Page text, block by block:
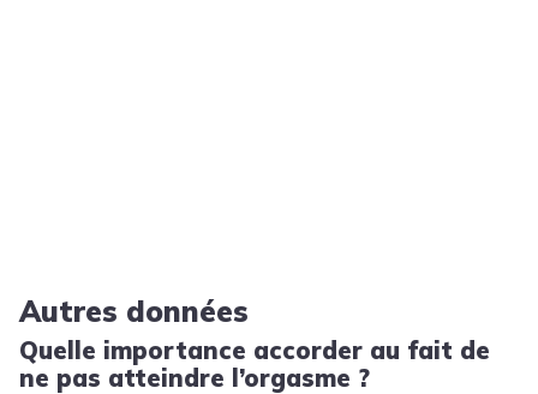
Autres données
Quelle importance accorder au fait de
ne pas atteindre l’orgasme ?